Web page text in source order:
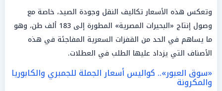
وتعكس هذه الأسعار تكاليف النقل وجودة الصيد، خاصة مع
وصول إنتاج «البحيرات المصرية» المطورة إلى 183 ألف طن، وهو
ما يساهم في الحد من القفزات السعرية المفاجئة في هذه
الأصناف التي يزداد عليها الطلب في العطلات.
«سوق العبور».. كواليس أسعار الجملة للجمبري والكابوريا
والمكرونة